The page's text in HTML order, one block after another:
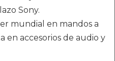
Sony.
mundial en mandos a
en accesorios de audio y